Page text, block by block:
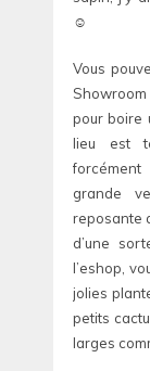
☺️
Vous
pour boire
lieu est
grande
reposante
d’une
l’eshop,
jolies
petits
larges